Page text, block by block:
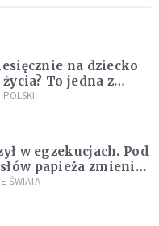
na dziecko
To jedna z
"Rozwój
w egzekucjach. Pod
papieża zmienił
ŚWIATA